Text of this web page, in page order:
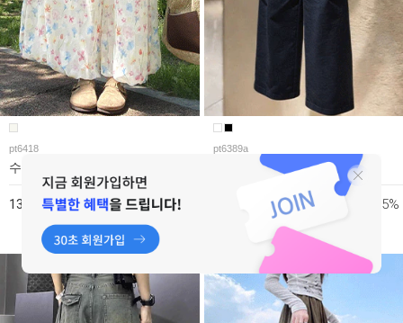
pt6418
수채화 플라워 벌룬 와이드 팬츠
13,980원 15,480원 10%
pt6389a
리본 랩 스커트 서머 와이드 팬츠
23,480원 15%